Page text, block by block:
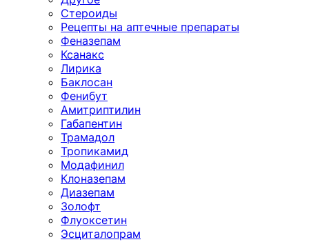
Стероиды
Рецепты на аптечные препараты
Феназепам
Ксанакс
Лирика
Баклосан
Фенибут
Амитриптилин
Габапентин
Трамадол
Тропикамид
Модафинил
Клоназепам
Диазепам
Золофт
Флуоксетин
Эсциталопрам